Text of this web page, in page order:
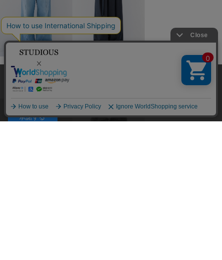
SHAREEF
WIDE 3D DENIM
￥36,300
SHAREEF
2/72強圧縮フラノ ワ
イドパンツ
当サイトはクッキー(cookie)を使用します。クッキーはサイト内
の一部の機能および、サイトの使用状況の分析からマーケティ
プライバシーポリシーはこちら
承諾する